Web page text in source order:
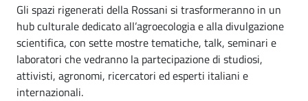
Gli spazi rigenerati della Rossani si trasformeranno in un
hub culturale dedicato all’agroecologia e alla divulgazione
scientifica, con sette mostre tematiche, talk, seminari e
laboratori che vedranno la partecipazione di studiosi,
attivisti, agronomi, ricercatori ed esperti italiani e
internazionali.